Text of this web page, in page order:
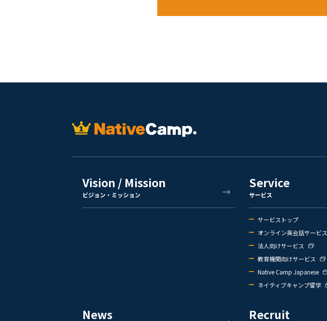
Vision / Mission
ビジョン・ミッション
Service
サービス
サービストップ
オンライン英会話サービス
法人向けサービス
教育機関向けサービス
Native Camp Japanese
ネイティブキャンプ留学
News Recruit